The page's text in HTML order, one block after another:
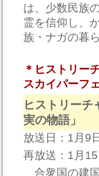
は、少数民族
霊を信仰し、
族・ナガの暮
＊ヒストリー
スカイパーフ
ヒストリー
実の物語」
放送日：1月9
再放送：1月
合衆国の建